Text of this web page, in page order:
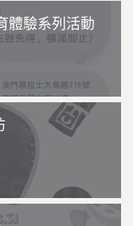
體驗系列活動